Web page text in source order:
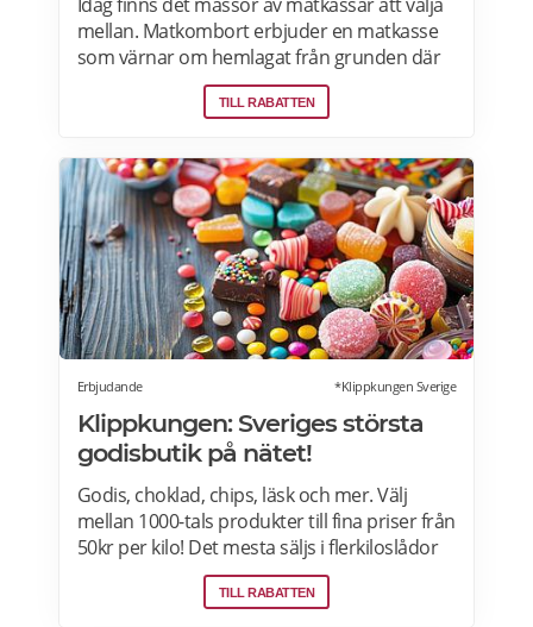
mellan. Matkombort erbjuder en matkasse
som värnar om hemlagat från grunden där
fokus ligger på att det ska vara enkelt för
vem som helst att färdigställa middagarna
bindningstid och alltid fri frakt. Läs mer om
Matkomfort erbjudanden här>>>
TILL RABATTEN
Erbjudande *Klippkungen Sverige
Klippkungen: Sveriges största
godisbutik på nätet!
Godis, choklad, chips, läsk och mer. Välj
mellan 1000-tals produkter till fina priser från
50kr per kilo! Det mesta säljs i flerkiloslådor
men det finns även förpackningar som
lämpar sig bra som presenter.
TILL RABATTEN